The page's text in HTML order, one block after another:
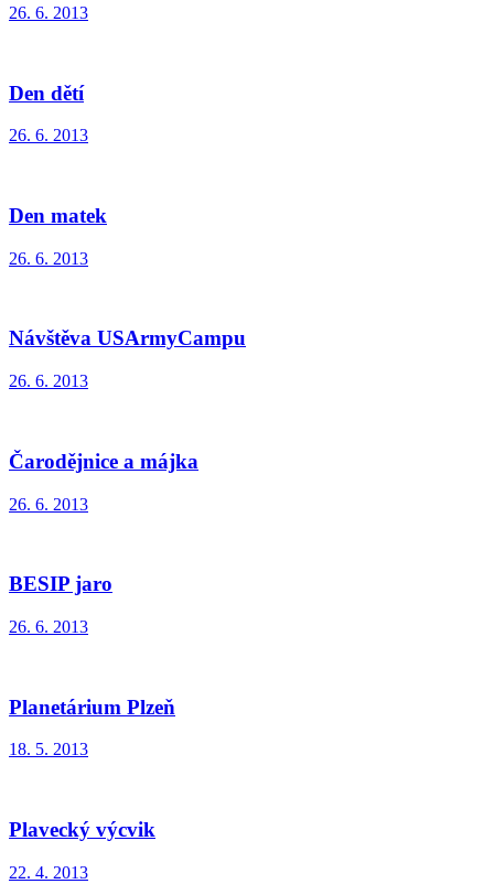
26. 6. 2013
Den dětí
26. 6. 2013
Den matek
26. 6. 2013
Návštěva USArmyCampu
26. 6. 2013
Čarodějnice a májka
26. 6. 2013
BESIP jaro
26. 6. 2013
Planetárium Plzeň
18. 5. 2013
Plavecký výcvik
22. 4. 2013